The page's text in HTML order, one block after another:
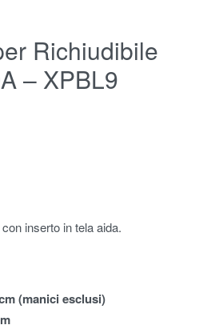
Richiudibile
– XPBL9
inserto in tela aida.
(manici esclusi)